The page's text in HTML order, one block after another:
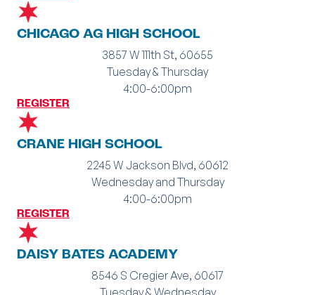
CHICAGO AG HIGH SCHOOL
3857 W 111th St, 60655
Tuesday & Thursday
4:00-6:00pm
REGISTER
CRANE HIGH SCHOOL
2245 W Jackson Blvd, 60612
Wednesday and Thursday
4:00-6:00pm
REGISTER
DAISY BATES ACADEMY
8546 S Cregier Ave, 60617
Tuesday & Wednesday